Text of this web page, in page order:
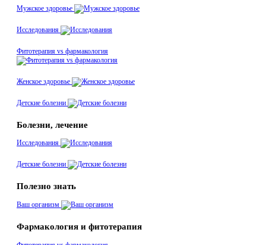
Мужское здоровье
Исследования
Фитотерапия vs фармакология
Женское здоровье
Детские болезни
Болезни, лечение
Исследования
Детские болезни
Полезно знать
Ваш организм
Фармакология и фитотерапия